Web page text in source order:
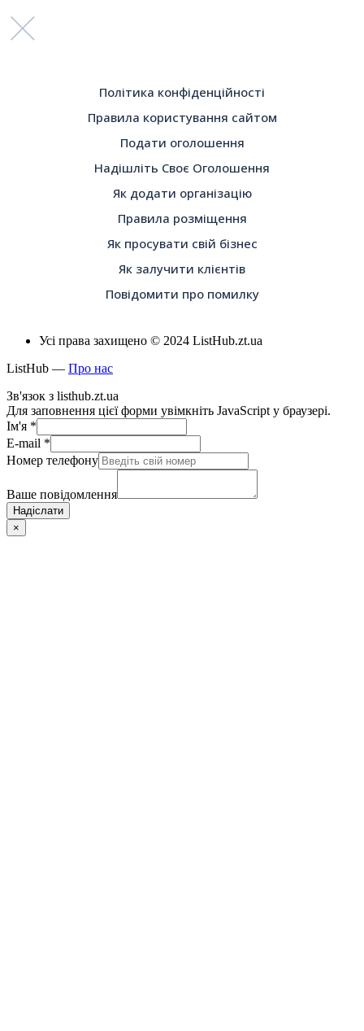
Політика конфіденційності
Правила користування сайтом
Подати оголошення
Надішліть Своє Оголошення
Як додати організацію
Правила розміщення
Як просувати свій бізнес
Як залучити клієнтів
Повідомити про помилку
Усі права захищено © 2024 ListHub.zt.ua
ListHub — Про нас
Зв'язок з listhub.zt.ua
Для заповнення цієї форми увімкніть JavaScript у браузері.
Ім'я *
E-mail *
Номер телефону
Ваше повідомлення
Надіслати
×